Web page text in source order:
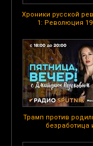
Хроники русской
1: Революция
Трамп против
безработица